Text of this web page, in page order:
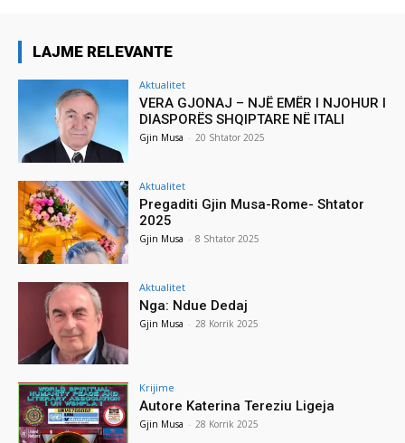
LAJME RELEVANTE
Aktualitet
VERA GJONAJ – NJË EMËR I NJOHUR I
DIASPORËS SHQIPTARE NË ITALI
Gjin Musa - 20 Shtator 2025
Aktualitet
Pregaditi Gjin Musa-Rome- Shtator
2025
Gjin Musa - 8 Shtator 2025
Aktualitet
Nga: Ndue Dedaj
Gjin Musa - 28 Korrik 2025
Krijime
Autore Katerina Tereziu Ligeja
Gjin Musa - 28 Korrik 2025